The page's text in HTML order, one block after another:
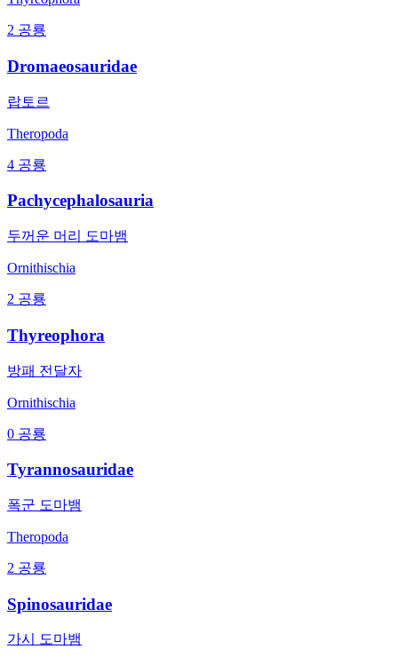
2 공룡
Dromaeosauridae
랍토르
Theropoda
4 공룡
Pachycephalosauria
두꺼운 머리 도마뱀
Ornithischia
2 공룡
Thyreophora
방패 전달자
Ornithischia
0 공룡
Tyrannosauridae
폭군 도마뱀
Theropoda
2 공룡
Spinosauridae
가시 도마뱀